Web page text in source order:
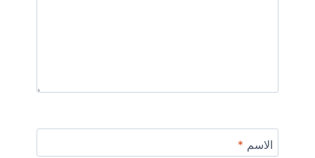
الاسم *